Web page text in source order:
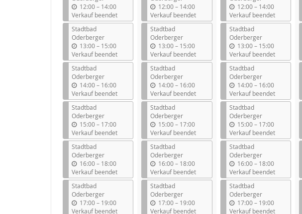
12:00–b
i
s
14:00
Verkauf beendet
Stadtbad
Oderberger
13:00–b
i
s
15:00
Verkauf beendet
Stadtbad
Oderberger
14:00–b
i
s
16:00
Verkauf beendet
Stadtbad
Oderberger
15:00–b
i
s
17:00
Verkauf beendet
Stadtbad
Oderberger
16:00–b
i
s
18:00
Verkauf beendet
Stadtbad
Oderberger
17:00–b
i
19:00
Verkauf beendet
12:00 –b
i
s
14:00
Verkauf beendet
Stadtbad
Oderberger
13:00 –b
i
s
15:00
Verkauf beendet
Stadtbad
Oderberger
14:00 –b
i
s
16:00
Verkauf beendet
Stadtbad
Oderberger
15:00 –b
i
s
17:00
Verkauf beendet
Stadtbad
Oderberger
16:00 –b
i
s
18:00
Verkauf beendet
Stadtbad
Oderberger
17:00 –b
i
19:00
Verkauf beendet
12:00 –b
i
s
14:00
Verkauf beendet
Stadtbad
Oderberger
13:00 –b
i
s
15:00
Verkauf beendet
Stadtbad
Oderberger
14:00 –b
i
s
16:00
Verkauf beendet
Stadtbad
Oderberger
15:00 –b
i
s
17:00
Verkauf beendet
Stadtbad
Oderberger
16:00 –b
i
s
18:00
Verkauf beendet
Stadtbad
Oderberger
17:00 –b
i
19:00
Verkauf beendet